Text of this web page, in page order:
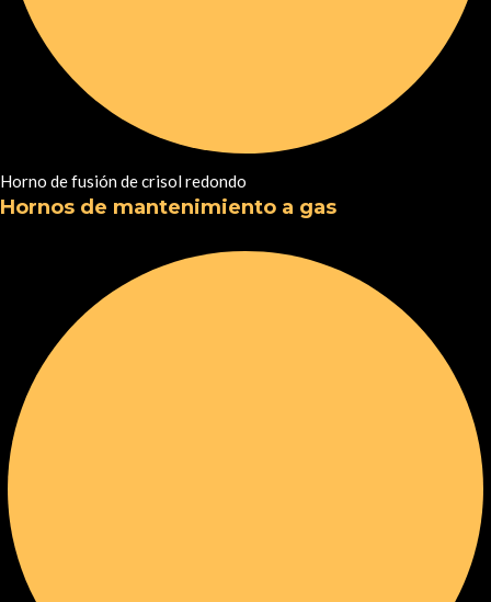
Horno de fusión de crisol redondo
Hornos de mantenimiento a gas